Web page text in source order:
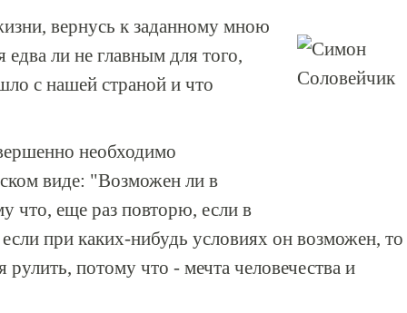
вернусь к заданному мною
ли не главным для того,
с нашей страной и что
необходимо
виде: "Возможен ли в
что, еще раз повторю, если в
при каких-нибудь условиях он возможен, то
рулить, потому что - мечта человечества и